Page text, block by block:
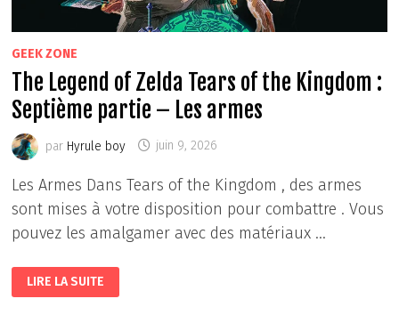
GEEK ZONE
The Legend of Zelda Tears of the Kingdom :
Septième partie – Les armes
par Hyrule boy juin 9, 2026
Les Armes Dans Tears of the Kingdom , des armes
sont mises à votre disposition pour combattre . Vous
pouvez les amalgamer avec des matériaux …
THE
LEGEND
OF
LIRE LA SUITE